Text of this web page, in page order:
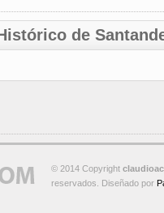
de
© 2014 Copyright
reservados. Diseñado por